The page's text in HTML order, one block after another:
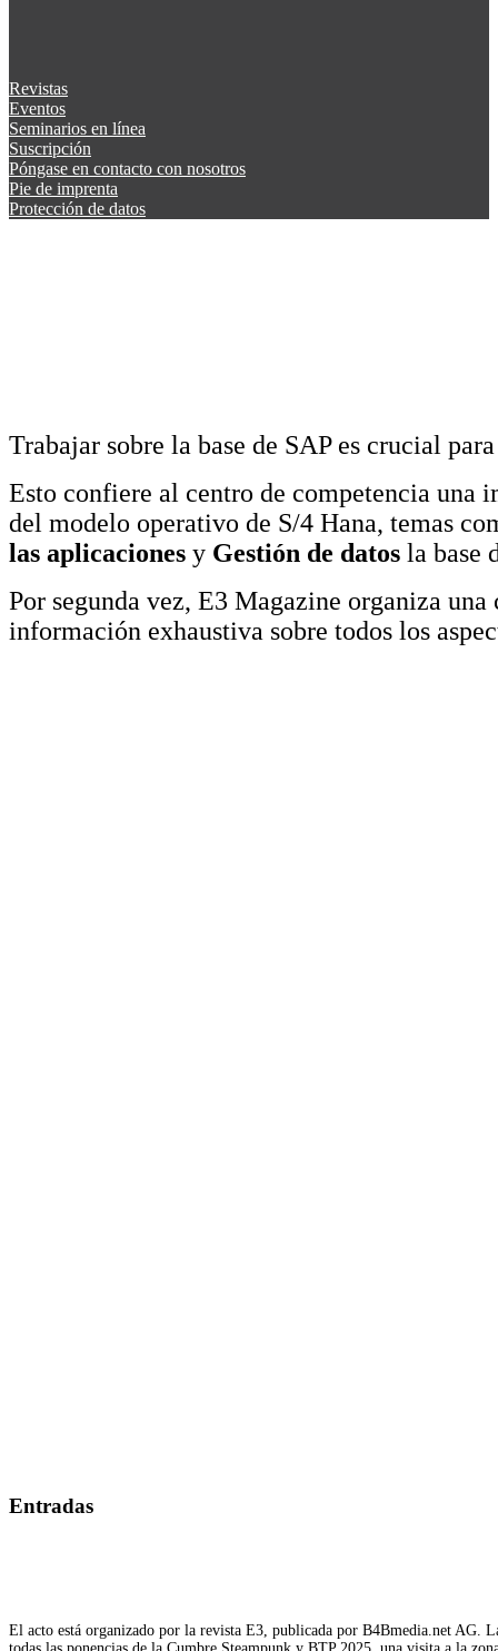
Revistas
Eventos
Seminarios en línea
Suscripción
Póngase en contacto con nosotros
Pie de imprenta
Protección de datos
Trabajar sobre la base de SAP es crucial
Esto confiere al centro de competencia una
del modelo operativo de S/4 Hana, temas
las aplicaciones y Gestión de datos la base
Por segunda vez, E3 Magazine organiza
información exhaustiva sobre todos los
Entradas
El acto está organizado por la revista E3, publicada por B4Bmedia.net AG.